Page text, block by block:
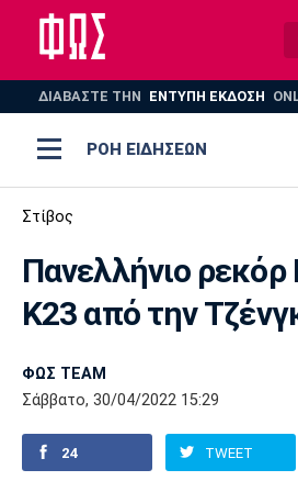
ΔΙΑΒΑΣΤΕ THN ΕΝΤΥΠΗ ΕΚΔΟΣΗ
ΡΟΗ ΕΙΔΗΣΕΩΝ
ΠΟΛΟ
AUTO-MOTO
Ποδόσφαιρο
Super League 1
Super League 2
Γ Εθνική
Ελλάδα
Μπάσκετ
Ελλάδα
Εθνική
EuroLeague
Ολυμπιακοί Αγώνες
Βόλεϊ
Πόλο
Ολυμπιακός ΑΕΚ
Παναθηναϊκός Ατρόμητος
Στίβος
Πανελλήνιο ρεκόρ
Κ23 από την
ΦΩΣ TEAM
Σάββατο, 30/04/2022 15:29
24 TWEET